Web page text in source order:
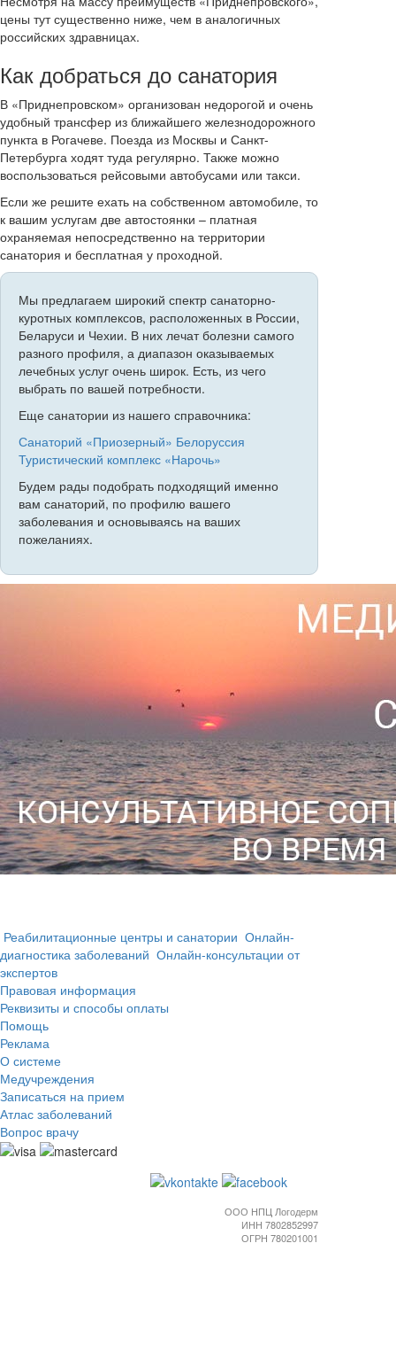
цены тут существенно ниже, чем в аналогичных
российских здравницах.
Как добраться до санатория
В «Приднепровском» организован недорогой и очень
удобный трансфер из ближайшего железнодорожного
пункта в Рогачеве. Поезда из Москвы и Санкт-
Петербурга ходят туда регулярно. Также можно
воспользоваться рейсовыми автобусами или такси.
Если же решите ехать на собственном автомобиле, то
к вашим услугам две автостоянки – платная
охраняемая непосредственно на территории
санатория и бесплатная у проходной.
Мы предлагаем широкий спектр санаторно-
куротных комплексов, расположенных в России,
Беларуси и Чехии. В них лечат болезни самого
разного профиля, а диапазон оказываемых
лечебных услуг очень широк. Есть, из чего
выбрать по вашей потребности.
Еще санатории из нашего справочника:
Санаторий «Приозерный» Белоруссия
Туристический комплекс «Нарочь»
Будем рады подобрать подходящий именно
вам санаторий, по профилю вашего
заболевания и основываясь на ваших
пожеланиях.
Реабилитационные центры и санатории Онлайн-
диагностика заболеваний Онлайн-консультации от
экспертов
Правовая информация
Реквизиты и способы оплаты
Помощь
Реклама
О системе
Медучреждения
Записаться на прием
Атлас заболеваний
Вопрос врачу
ООО НПЦ Логодерм
ИНН 7802852997
ОГРН 780201001